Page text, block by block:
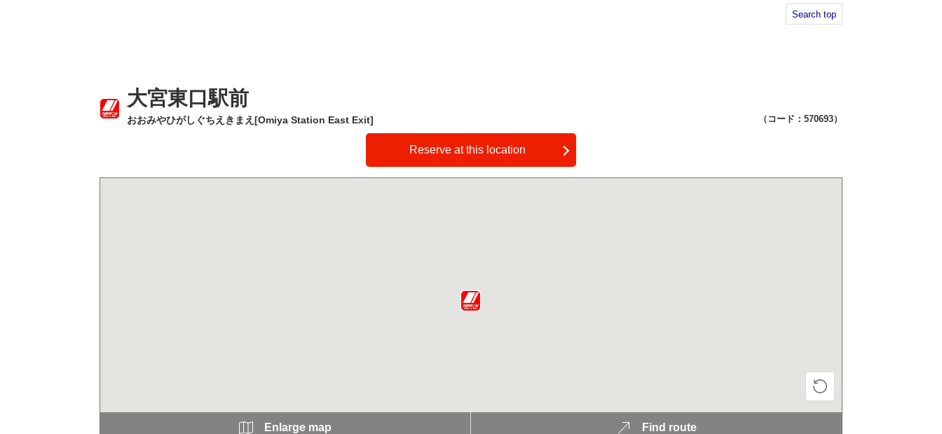
Search top
大宮東口駅前
おおみやひがしぐちえきまえ[Omiya Station East Exit] （コード：570693）
Reserve at this location
Enlarge map Find route